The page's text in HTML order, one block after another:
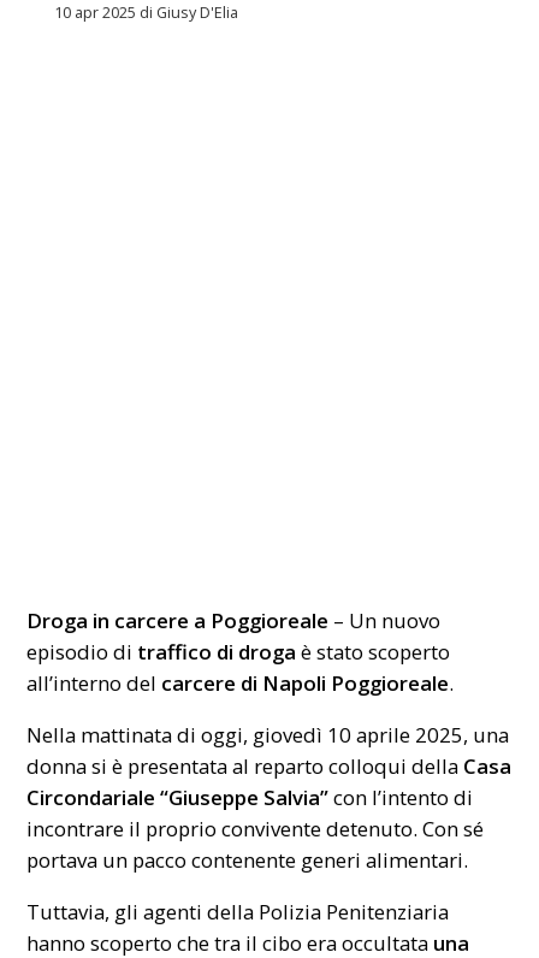
10 apr 2025 di Giusy D'Elia
Droga in carcere a Poggioreale – Un nuovo
episodio di traffico di droga è stato scoperto
all’interno del carcere di Napoli Poggioreale.
Nella mattinata di oggi, giovedì 10 aprile 2025, una
donna si è presentata al reparto colloqui della Casa
Circondariale “Giuseppe Salvia”con l’intento di
incontrare il proprio convivente detenuto. Con sé
portava un pacco contenente generi alimentari.
Tuttavia, gli agenti della Polizia Penitenziaria
hanno scoperto che tra il cibo era occultata una